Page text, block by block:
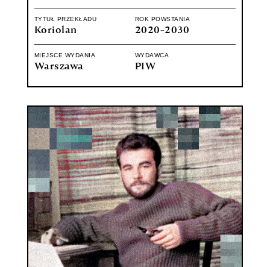
TYTUŁ PRZEKŁADU
Koriolan
ROK POWSTANIA
2020-2030
MIEJSCE WYDANIA
Warszawa
WYDAWCA
PIW